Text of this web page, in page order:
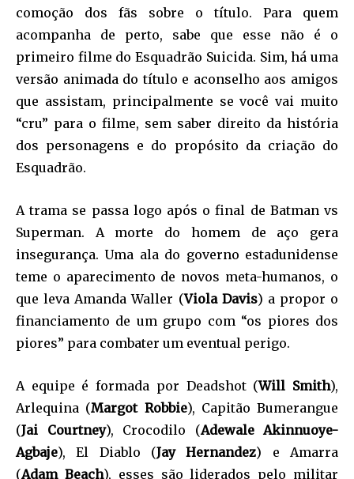
comoção dos fãs sobre o título. Para quem
acompanha de perto, sabe que esse não é o
primeiro filme do Esquadrão Suicida. Sim, há uma
versão animada do título e aconselho aos amigos
que assistam, principalmente se você vai muito
“cru” para o filme, sem saber direito da história
dos personagens e do propósito da criação do
Esquadrão.
A trama se passa logo após o final de Batman vs
Superman. A morte do homem de aço gera
insegurança. Uma ala do governo estadunidense
teme o aparecimento de novos meta-humanos, o
que leva Amanda Waller (Viola Davis) a propor o
financiamento de um grupo com “os piores dos
piores” para combater um eventual perigo.
A equipe é formada por Deadshot (Will Smith),
Arlequina (Margot Robbie), Capitão Bumerangue
(Jai Courtney), Crocodilo (Adewale Akinnuoye-
Agbaje), El Diablo (Jay Hernandez) e Amarra
(Adam Beach), esses são liderados pelo militar